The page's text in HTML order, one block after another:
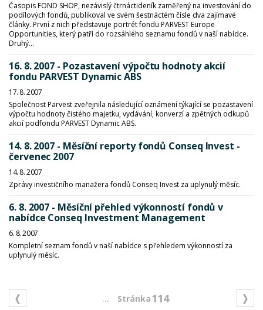
Časopis FOND SHOP, nezávislý čtrnáctideník zaměřený na investování do
podílových fondů, publikoval ve svém šestnáctém čísle dva zajímavé
články. První z nich představuje portrét fondu PARVEST Europe
Opportunities, který patří do rozsáhlého seznamu fondů v naší nabídce.
Druhý...
16. 8. 2007 - Pozastavení výpočtu hodnoty akcií
fondu PARVEST Dynamic ABS
17. 8. 2007
Společnost Parvest zveřejnila následující oznámení týkající se pozastavení
výpočtu hodnoty čistého majetku, vydávání, konverzí a zpětných odkupů
akcií podfondu PARVEST Dynamic ABS.
14. 8. 2007 - Měsíční reporty fondů Conseq Invest -
červenec 2007
14. 8. 2007
Zprávy investičního manažera fondů Conseq Invest za uplynulý měsíc.
6. 8. 2007 - Měsíční přehled výkonností fondů v
nabídce Conseq Investment Management
6. 8. 2007
Kompletní seznam fondů v naší nabídce s přehledem výkonností za
uplynulý měsíc.
... 114